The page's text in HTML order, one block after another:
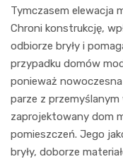
Tymczasem elewacja
Chroni konstrukcję,
odbiorze bryły i
przypadku domów
ponieważ
parze z
zaprojektowany dom
pomieszczeń. Jego
bryły, doborze